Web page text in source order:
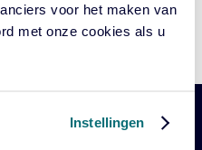
voor het maken van
met onze cookies als u
Instellingen
wij u naar de